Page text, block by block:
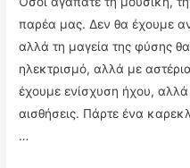
παρέα μας. Δεν θα έχουμε
αλλά τη μαγεία της φύσης
ηλεκτρισμό, αλλά με
έχουμε ενίσχυση ήχου, αλλά
αισθήσεις. Πάρτε ένα
…